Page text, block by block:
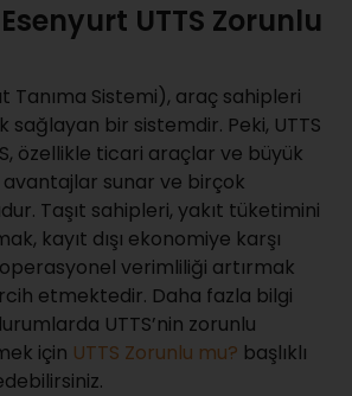
UTTS Zorunlu
Tanıma Sistemi), araç sahipleri
sağlayan bir sistemdir. Peki, UTTS
özellikle ticari araçlar ve büyük
sunar ve birçok
Taşıt sahipleri, yakıt tüketimini
kayıt dışı ekonomiye karşı
verimliliği artırmak
etmektedir. Daha fazla bilgi
UTTS’nin zorunlu
için UTTS Zorunlu mu? başlıklı